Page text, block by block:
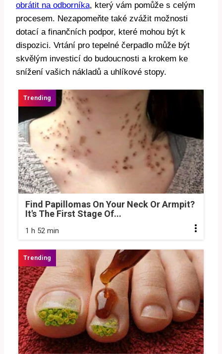
obrátit na odborníka, který vám pomůže s celým
procesem. Nezapomeňte také zvážit možnosti
dotací a finančních podpor, které mohou být k
dispozici. Vrtání pro tepelné čerpadlo může být
skvělým investicí do budoucnosti a krokem ke
snížení vašich nákladů a uhlíkové stopy.
Find Papillomas On Your Neck Or Armpit?
It's The First Stage Of...
1 h 52 min